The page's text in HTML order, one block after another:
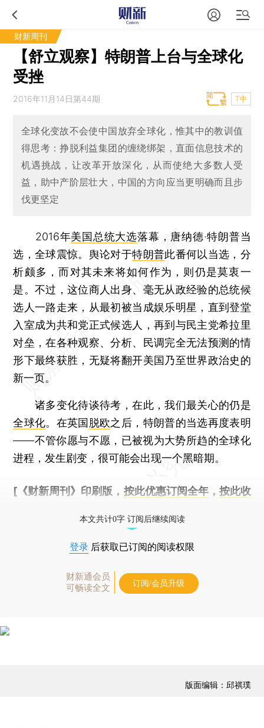
财新周刊
【舒立观察】特朗普上台与全球化
受挫
2016年11月14日第44期 T中
全球化变故不会使中国放弃全球化，惟其中的教训值
得思考：挣脱利益集团的缠绕绑架，直面信息技术的
机遇挑战，让改革开放深化，从而使绝大多数人受
益，助中产阶层壮大，中国的方向应当更明确而且步
伐更坚定
2016年美国总统大选落幕，唐纳德·特朗普当
选，全球震惊。舆论对于特朗普此番何以当选，分
析颇多，而对其未来将如何作为，则仍是莫衷一
是。不过，这位商人出身、毫无从政经验的总统候
选人一路走来，从最初被当成娱乐明星，直到登堂
入室成为共和党正式候选人，再到与民主党希拉里
对垒，在各种观察、分析、民调完全无法预测的情
形下最终获胜，无疑将翻开美国乃至世界政治史的
新一页。
诸多变化待谈待考，在此，我们最关心的仍是
全球化。在英国 脱欧之后，特朗普的当选再度表明
——不管你愿与不愿，已被视为大势所趋的全球化
进程，发生剧变，很可能会出现一个黑暗期。
[《财新周刊》印刷版， 按此优惠订阅全年， 按此收
本文共计0字 订阅后继续阅读
登录 后获取已订阅的阅读权限
财新通会员
可畅读全文
订阅/会员升级
版面编辑：邱祺璞